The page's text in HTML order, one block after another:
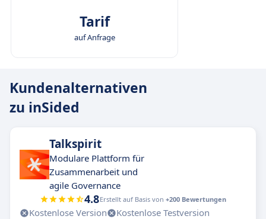
Tarif
auf Anfrage
Kundenalternativen
zu inSided
Talkspirit
Modulare Plattform für
Zusammenarbeit und
agile Governance
4.8Erstellt auf Basis von +200 Bewertungen
Kostenlose Version
Kostenlose Testversion